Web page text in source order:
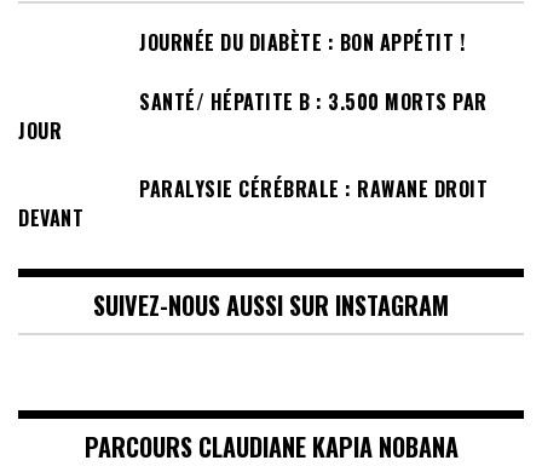
JOURNÉE DU DIABÈTE : BON APPÉTIT !
SANTÉ/ HÉPATITE B : 3.500 MORTS PAR
JOUR
PARALYSIE CÉRÉBRALE : RAWANE DROIT
DEVANT
SUIVEZ-NOUS AUSSI SUR INSTAGRAM
PARCOURS CLAUDIANE KAPIA NOBANA